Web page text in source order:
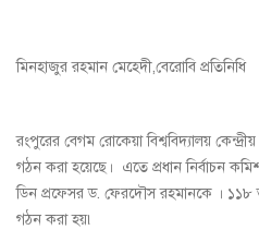
মিনহাজুর রহমান মেহেদী,বেরোবি প্রতিনিধি
রংপুরের বেগম রোকেয়া বিশ্ববিদ্যালয়
গঠন করা হয়েছে। এতে প্রধান নির্বাচন
ডিন প্রফেসর ড. ফেরদৌস রহমানকে ।
গঠন করা হয়৷